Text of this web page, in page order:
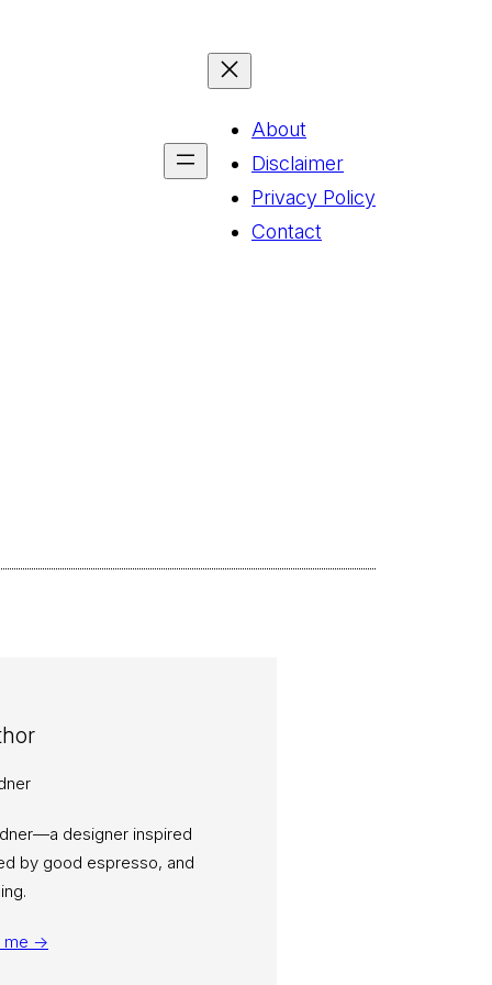
About
Disclaimer
Privacy Policy
Contact
designer inspired
by good espresso, and
me →